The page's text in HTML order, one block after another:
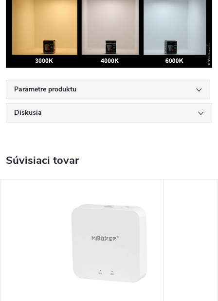
Parametre produktu
Diskusia
Súvisiaci tovar